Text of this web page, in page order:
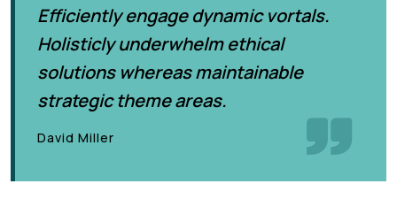
Efficiently engage dynamic vortals.
Holisticly underwhelm ethical
solutions whereas maintainable
strategic theme areas.
David Miller